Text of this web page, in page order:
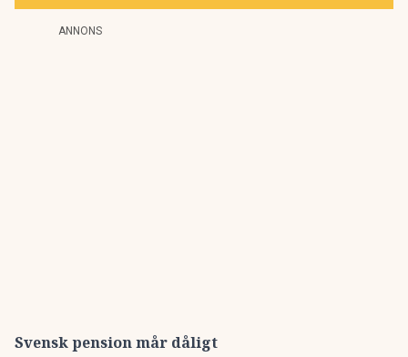
ANNONS
Svensk pension mår dåligt